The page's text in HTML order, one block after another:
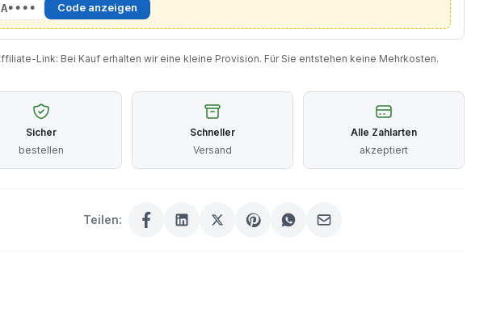
Code anzeigen
Link: Bei Kauf erhalten wir eine kleine Provision. Für Sie entstehen keine Mehrkosten.
Sicher
bestellen
Schneller
Versand
Alle Zahlarten
akzeptiert
Teilen: